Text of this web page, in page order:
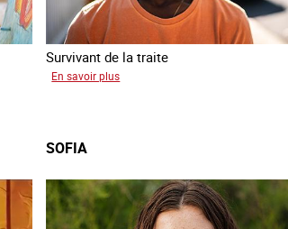
Survivant de la traite
En savoir plus
SOFIA